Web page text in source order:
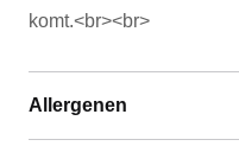
komt.<br><br>
Allergenen